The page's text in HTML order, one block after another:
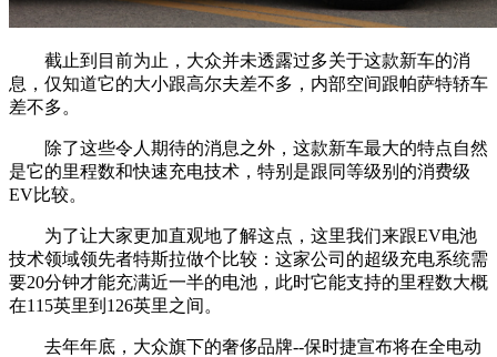
截止到目前为止，大众并未透露过多关于这款新车的消
息，仅知道它的大小跟高尔夫差不多，内部空间跟帕萨特轿车
差不多。
除了这些令人期待的消息之外，这款新车最大的特点自然
是它的里程数和快速充电技术，特别是跟同等级别的消费级
EV比较。
为了让大家更加直观地了解这点，这里我们来跟EV电池
技术领域领先者特斯拉做个比较：这家公司的超级充电系统需
要20分钟才能充满近一半的电池，此时它能支持的里程数大概
在115英里到126英里之间。
去年年底，大众旗下的奢侈品牌--保时捷宣布将在全电动